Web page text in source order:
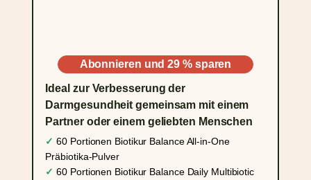
Abonnieren und 29 % sparen
Ideal zur Verbesserung der
Darmgesundheit gemeinsam mit einem
Partner oder einem geliebten Menschen
✓ 60 Portionen Biotikur Balance All-in-One
Präbiotika-Pulver
✓ 60 Portionen Biotikur Balance Daily Multibiotic